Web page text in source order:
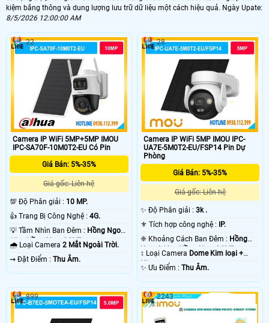
kiệm băng thông và dung lượng lưu trữ dữ liệu một cách hiệu quả. Ngày Upate:
8/5/2026 12:00:00 AM
Camera IP WiFi 5MP+5MP IMOU
IPC-SA70F-10M0T2-EU Có Pin
Giá Bán: 5%-35%
Giá gốc: Liên hệ
💯 Độ Phân giải : 10 MP.
👍 Trang Bị Công Nghệ : 4G.
💡 Tầm Nhìn Ban Đêm : Hồng Ngoại
10m Hồng Ngoại SMD.
🌧️ Loại Camera 2 Mắt Ngoài Trời.
️⇝ Đặt Điểm : Thu Âm.
22
Camera IP WiFi 5MP IMOU IPC-
UA7E-5M0T2-EU/FSP14 Pin Dự
Phòng
Giá Bán: 5%-35%
Giá gốc: Liên hệ
✨ Độ Phân giải :3k .
⚜️ Tích hợp công nghệ :
IP.
❈ Khoảng Cách Ban Đêm : Hồng
Ngoại 10m Hồng Ngoại SMD.
↕️ Loại Camera Dome Kim loại +
Nhựa.
️✨ Ưu Điểm :Thu Âm.
28
899 2243